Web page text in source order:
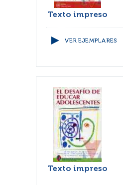
Texto impreso
VER EJEMPLARES
Texto impreso